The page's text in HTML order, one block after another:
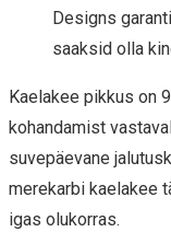
Designs
saaksid olla
Kaelakee pikkus on
kohandamist
suvepäevane
merekarbi kaelakee
igas olukorras.